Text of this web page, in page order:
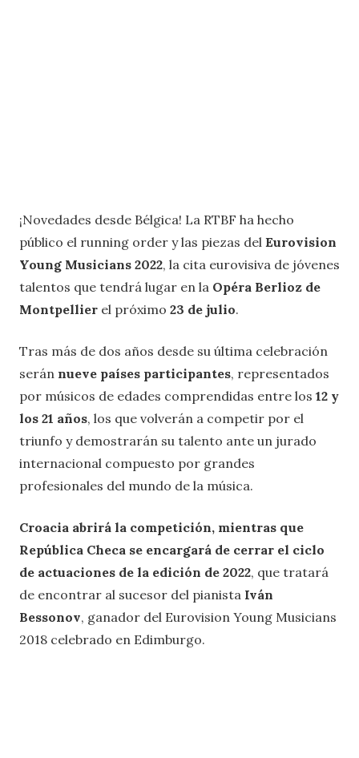
¡Novedades desde Bélgica! La RTBF ha hecho
público el running order y las piezas del Eurovision
Young Musicians 2022, la cita eurovisiva de jóvenes
talentos que tendrá lugar en la Opéra Berlioz de
Montpellier el próximo 23 de julio.
Tras más de dos años desde su última celebración
serán nueve países participantes, representados
por músicos de edades comprendidas entre los 12 y
los 21 años, los que volverán a competir por el
triunfo y demostrarán su talento ante un jurado
internacional compuesto por grandes
profesionales del mundo de la música.
Croacia abrirá la competición, mientras que
República Checa se encargará de cerrar el ciclo
de actuaciones de la edición de 2022, que tratará
de encontrar al sucesor del pianista Iván
Bessonov, ganador del Eurovision Young Musicians
2018 celebrado en Edimburgo.